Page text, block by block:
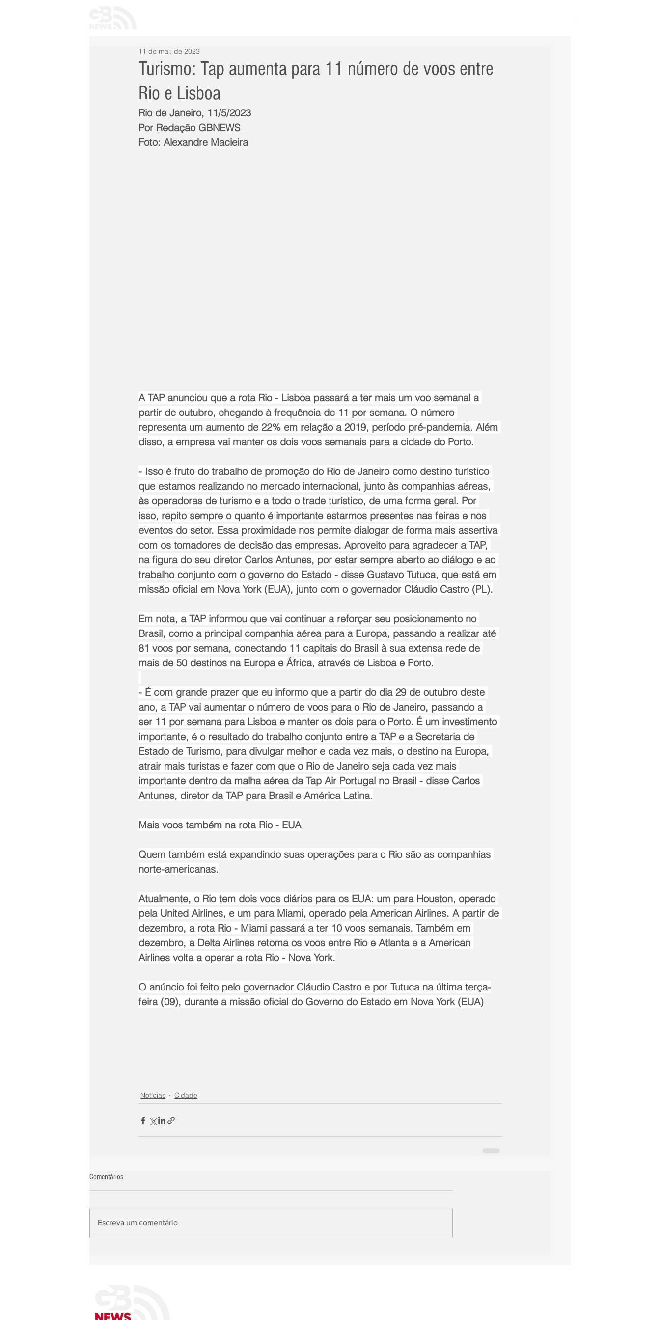
Turismo: Tap aumenta para 11 número de voos entre
Rio e Lisboa
11 de mai. de 2023
Rio de Janeiro, 11/5/2023
Por Redação GBNEWS
Foto: Alexandre Macieira
A TAP anunciou que a rota Rio - Lisboa passará a ter mais um voo semanal a
partir de outubro, chegando à frequência de 11 por semana. O número
representa um aumento de 22% em relação a 2019, período pré-pandemia. Além
disso, a empresa vai manter os dois voos semanais para a cidade do Porto.
- Isso é fruto do trabalho de promoção do Rio de Janeiro como destino turístico
que estamos realizando no mercado internacional, junto às companhias aéreas,
às operadoras de turismo e a todo o trade turístico, de uma forma geral. Por
isso, repito sempre o quanto é importante estarmos presentes nas feiras e nos
eventos do setor. Essa proximidade nos permite dialogar de forma mais assertiva
com os tomadores de decisão das empresas. Aproveito para agradecer a TAP,
na figura do seu diretor Carlos Antunes, por estar sempre aberto ao diálogo e ao
trabalho conjunto com o governo do Estado - disse Gustavo Tutuca, que está em
missão oficial em Nova York (EUA), junto com o governador Cláudio Castro (PL).
Em nota, a TAP informou que vai continuar a reforçar seu posicionamento no
Brasil, como a principal companhia aérea para a Europa, passando a realizar até
81 voos por semana, conectando 11 capitais do Brasil à sua extensa rede de
mais de 50 destinos na Europa e África, através de Lisboa e Porto.
- É com grande prazer que eu informo que a partir do dia 29 de outubro deste
ano, a TAP vai aumentar o número de voos para o Rio de Janeiro, passando a
ser 11 por semana para Lisboa e manter os dois para o Porto. É um investimento
importante, é o resultado do trabalho conjunto entre a TAP e a Secretaria de
Estado de Turismo, para divulgar melhor e cada vez mais, o destino na Europa,
atrair mais turistas e fazer com que o Rio de Janeiro seja cada vez mais
importante dentro da malha aérea da Tap Air Portugal no Brasil - disse Carlos
Antunes, diretor da TAP para Brasil e América Latina.
Mais voos também na rota Rio - EUA
Quem também está expandindo suas operações para o Rio são as companhias
norte-americanas.
Atualmente, o Rio tem dois voos diários para os EUA: um para Houston, operado
pela United Airlines, e um para Miami, operado pela American Airlines. A partir de
dezembro, a rota Rio - Miami passará a ter 10 voos semanais. Também em
dezembro, a Delta Airlines retoma os voos entre Rio e Atlanta e a American
Airlines volta a operar a rota Rio - Nova York.
O anúncio foi feito pelo governador Cláudio Castro e por Tutuca na última terça-
feira (09), durante a missão oficial do Governo do Estado em Nova York (EUA)
Notícias Cidade
Comentários
Escreva um comentário